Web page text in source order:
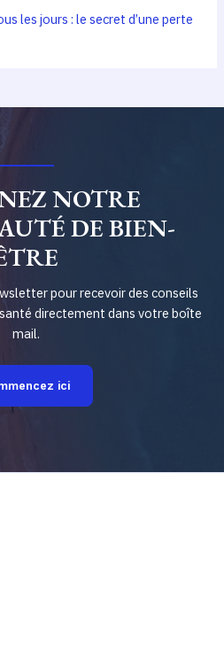
les jours : le secret d’une perte
NOTRE
DE BIEN-
pour recevoir des conseils
directement dans votre boîte
mail.
ici